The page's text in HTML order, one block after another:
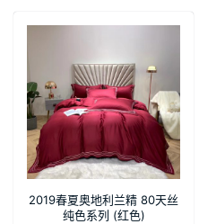
2019春夏奥地利兰精 80天丝
纯色系列 (红色)